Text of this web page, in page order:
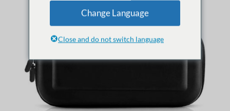
Change Language
Close and do not switch language